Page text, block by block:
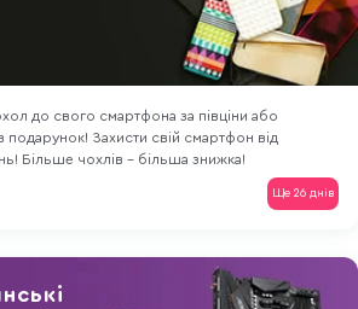
до свого смартфона за півціни або
подарунок! Захисти свій смартфон від
Більше чохлів - більша знижка!
Ще 26 днів